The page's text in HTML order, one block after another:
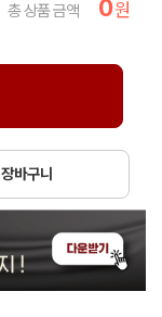
총 상품 금액 0원
장바구니